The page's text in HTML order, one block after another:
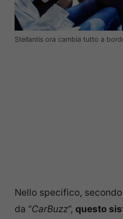
Stellantis ora cambia tutto a
Nello specifico,
da “CarBuzz“, questo